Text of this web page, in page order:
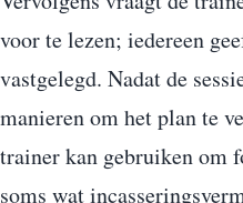
voor te lezen; iedereen
vastgelegd. Nadat de
manieren om het plan te
trainer kan gebruiken om
soms wat